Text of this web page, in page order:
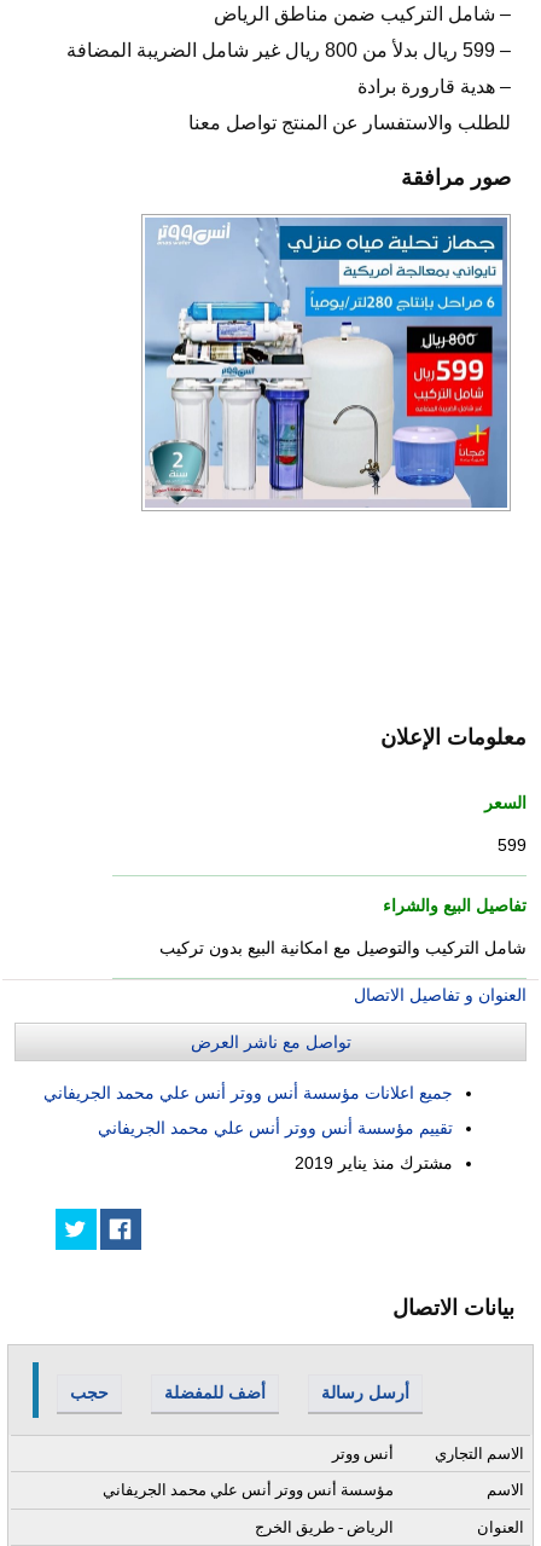
– شامل التركيب ضمن مناطق الرياض
– 599 ريال بدلأ من 800 ريال غير شامل الضريبة المضافة
– هدية قارورة برادة
للطلب والاستفسار عن المنتج تواصل معنا
صور مرافقة
معلومات الإعلان
السعر
599
تفاصيل البيع والشراء
شامل التركيب والتوصيل مع امكانية البيع بدون تركيب
العنوان و تفاصيل الاتصال
تواصل مع ناشر العرض
جميع اعلانات مؤسسة أنس ووتر أنس علي محمد الجريفاني
تقييم مؤسسة أنس ووتر أنس علي محمد الجريفاني
مشترك منذ يناير 2019
بيانات الاتصال
حجب أضف للمفضلة أرسل رسالة
أنس ووتر
الاسم التجاري
مؤسسة أنس ووتر أنس علي محمد الجريفاني
الاسم
الرياض - طريق الخرج
العنوان